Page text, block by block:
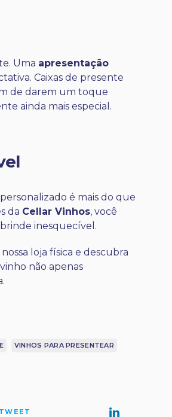
Uma apresentação
Caixas de presente
de darem um toque
ainda mais especial.
é mais do que
da Cellar Vinhos, você
inesquecível.
loja física e descubra
não apenas
VINHOS PARA PRESENTEAR
TWEET